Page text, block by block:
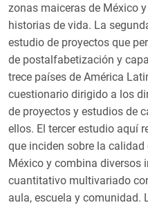
zonas maiceras de México
historias de vida. La
estudio de proyectos que
de postalfabetización y
trece países de América
cuestionario dirigido a los
de proyectos y estudios de
ellos. El tercer estudio aquí
que inciden sobre la
México y combina diversos
cuantitativo multivariado
aula, escuela y comunidad.